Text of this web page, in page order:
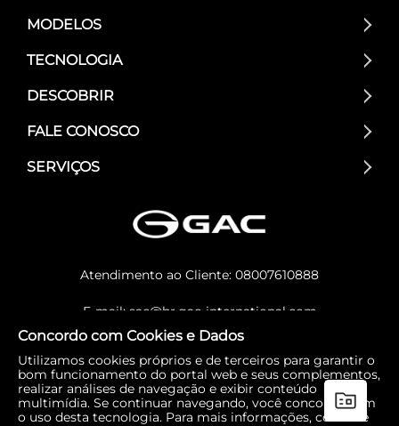
MODELOS
TECNOLOGIA
DESCOBRIR
FALE CONOSCO
SERVIÇOS
Atendimento ao Cliente: 08007610888
E-mail: sac@br.gac-international.com
Concordo com Cookies e Dados
Utilizamos cookies próprios e de terceiros para garantir o
bom funcionamento do portal web e seus complementos,
realizar análises de navegação e exibir conteúdo
multimídia. Se continuar navegando, você concorda com
o uso desta tecnologia. Para mais informações, consulte